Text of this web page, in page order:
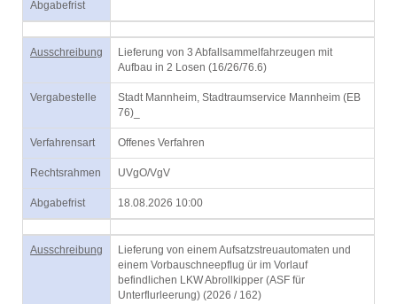
Abgabefrist
Ausschreibung
Lieferung von 3 Abfallsammelfahrzeugen mit
Aufbau in 2 Losen (16/26/76.6)
Vergabestelle
Stadt Mannheim, Stadtraumservice Mannheim (EB
76)_
Verfahrensart Offenes Verfahren
Rechtsrahmen UVgO/VgV
Abgabefrist 18.08.2026 10:00
Ausschreibung
Lieferung von einem Aufsatzstreuautomaten und
einem Vorbauschneepflug ür im Vorlauf
befindlichen LKW Abrollkipper (ASF für
Unterflurleerung) (2026 / 162)